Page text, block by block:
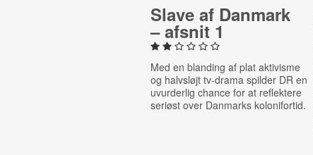
Slave af Danmark
– afsnit 1
Med en blanding af plat aktivisme
og halvsløjt tv-drama spilder DR en
uvurderlig chance for at reflektere
seriøst over Danmarks kolonifortid.